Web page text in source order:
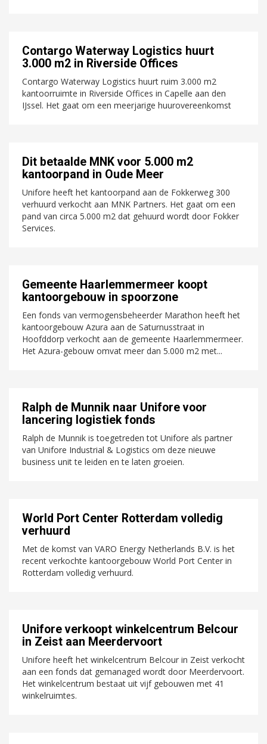
Contargo Waterway Logistics huurt
3.000 m2 in Riverside Offices
Contargo Waterway Logistics huurt ruim 3.000 m2
kantoorruimte in Riverside Offices in Capelle aan den
IJssel. Het gaat om een meerjarige huurovereenkomst
Dit betaalde MNK voor 5.000 m2
kantoorpand in Oude Meer
Unifore heeft het kantoorpand aan de Fokkerweg 300
verhuurd verkocht aan MNK Partners. Het gaat om een
pand van circa 5.000 m2 dat gehuurd wordt door Fokker
Services.
Gemeente Haarlemmermeer koopt
kantoorgebouw in spoorzone
Een fonds van vermogensbeheerder Marathon heeft het
kantoorgebouw Azura aan de Saturnusstraat in
Hoofddorp verkocht aan de gemeente Haarlemmermeer.
Het Azura-gebouw omvat meer dan 5.000 m2 met...
Ralph de Munnik naar Unifore voor
lancering logistiek fonds
Ralph de Munnik is toegetreden tot Unifore als partner
van Unifore Industrial & Logistics om deze nieuwe
business unit te leiden en te laten groeien.
World Port Center Rotterdam volledig
verhuurd
Met de komst van VARO Energy Netherlands B.V. is het
recent verkochte kantoorgebouw World Port Center in
Rotterdam volledig verhuurd.
Unifore verkoopt winkelcentrum Belcour
in Zeist aan Meerdervoort
Unifore heeft het winkelcentrum Belcour in Zeist verkocht
aan een fonds dat gemanaged wordt door Meerdervoort.
Het winkelcentrum bestaat uit vijf gebouwen met 41
winkelruimtes.